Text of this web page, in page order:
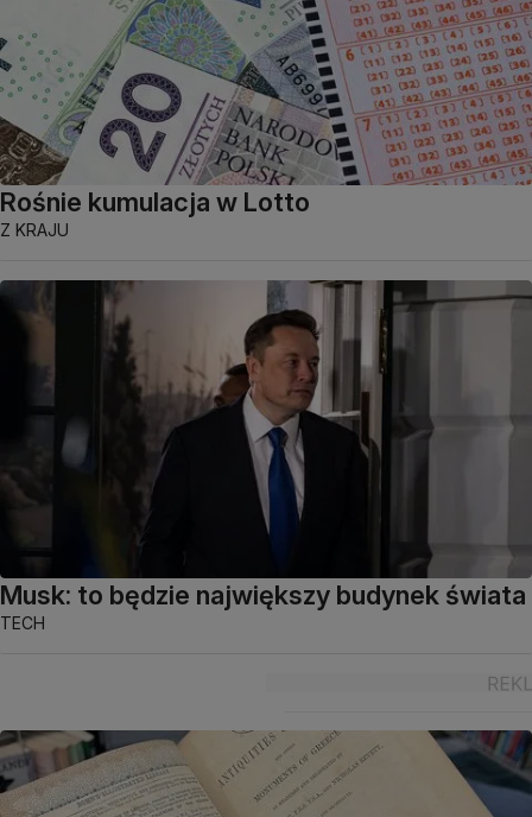
Rośnie kumulacja w Lotto
Z KRAJU
Musk: to będzie największy budynek świata
TECH